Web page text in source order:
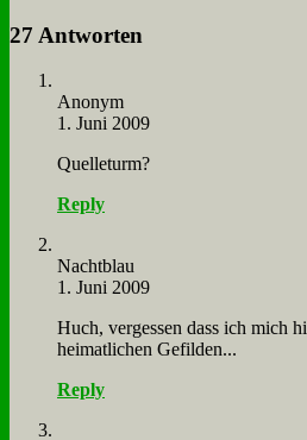
27 Antworten
An­onym
1. Juni 2009
Quel­le­turm?
Reply
Nacht­blau
1. Juni 2009
Huch, ver­ges­sen dass ich mich
hei­mat­li­chen Ge­fil­den...
Reply